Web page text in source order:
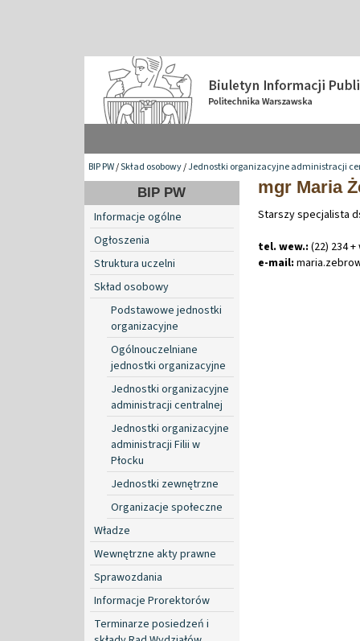
BIP PW/Skład osobowy/Jednostki organizacyjne administracji
BIP PW
Informacje ogólne
Ogłoszenia
Struktura uczelni
Skład osobowy
Podstawowe jednostki
organizacyjne
Ogólnouczelniane
jednostki organizacyjne
Jednostki organizacyjne
administracji centralnej
Jednostki organizacyjne
administracji Filii w
Płocku
Jednostki zewnętrzne
Organizacje społeczne
Władze
Wewnętrzne akty prawne
Sprawozdania
Informacje Prorektorów
Terminarze posiedzeń i
mgr Maria
Starszy specjalista
tel. wew.: (22) 234
e-mail: maria.